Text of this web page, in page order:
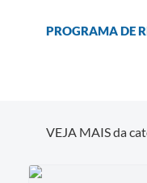
PROGRAMA DE
VEJA MAIS da